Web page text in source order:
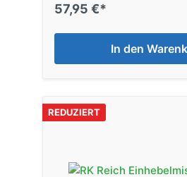
57,95 €*
In den
REDUZIERT